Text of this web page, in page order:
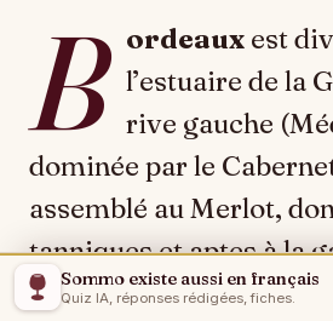
B ordeaux est
l’estuaire de la
rive gauche
dominée par le
assemblé au Merlot,
tanniques et aptes à la
droite (Saint-Émilion,
Sommo existe aussi en français
Quiz IA, réponses rédigées, fiches.